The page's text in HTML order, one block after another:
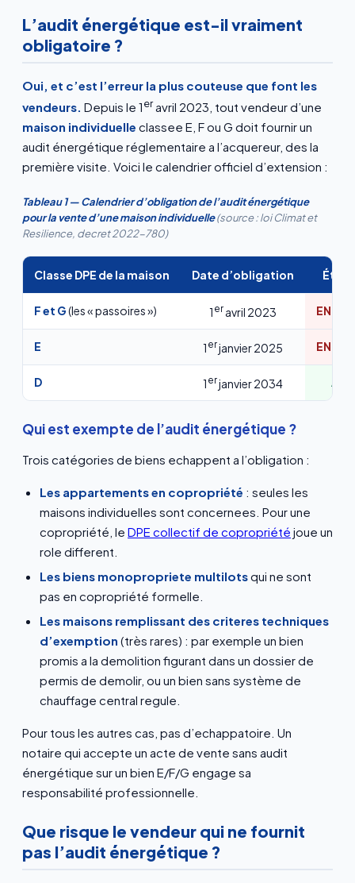
L’audit énergétique est-il vraiment
obligatoire ?
Oui, et c’est l’erreur la plus couteuse que font les
vendeurs. Depuis le 1eravril 2023, tout vendeur d’une
maison individuelle classee E, F ou G doit fournir un
audit énergétique réglementaire a l’acquereur, des la
première visite. Voici le calendrier officiel d’extension :
Tableau 1 — Calendrier d’obligation de l’audit énergétique
pour la vente d’une maison individuelle(source : loi Climat et
Resilience, decret 2022-780)
Classe DPE de la maison Date d’obligation État
F et G(les « passoires ») 1 er avril 2023 EN
E 1 erjanvier 2025 EN
D 1 erjanvier 2034 A
Qui est exempte de l’audit énergétique ?
Trois catégories de biens echappent a l’obligation :
Les appartements en copropriété : seules les
maisons individuelles sont concernees. Pour une
copropriété, le DPE collectif de copropriété joue un
role different.
Les biens monopropriete multilotsqui ne sont
pas en copropriété formelle.
Les maisons remplissant des criteres techniques
d’exemption (très rares) : par exemple un bien
promis a la demolition figurant dans un dossier de
permis de demolir, ou un bien sans système de
chauffage central regule.
Pour tous les autres cas, pas d’echappatoire. Un
notaire qui accepte un acte de vente sans audit
énergétique sur un bien E/F/G engage sa
responsabilité professionnelle.
Que risque le vendeur qui ne fournit
pas l’audit énergétique ?